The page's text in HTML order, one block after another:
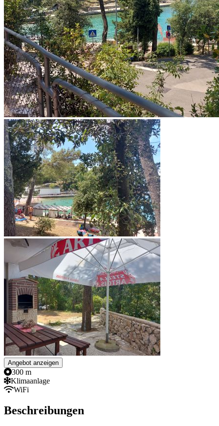
Angebot anzeigen
300 m
Klimaanlage
WiFi
Beschreibungen